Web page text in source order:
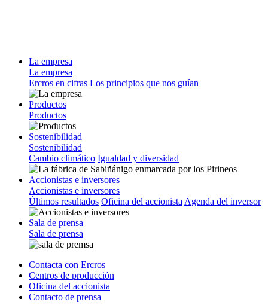
La empresa
La empresa
Ercros en cifras Los principios que nos guían
Productos
Productos
Sostenibilidad
Sostenibilidad
Cambio climático Igualdad y diversidad
Accionistas e inversores
Accionistas e inversores
Últimos resultados Oficina del accionista Agenda del inversor
Sala de prensa
Sala de prensa
Contacta con Ercros
Centros de producción
Oficina del accionista
Contacto de prensa